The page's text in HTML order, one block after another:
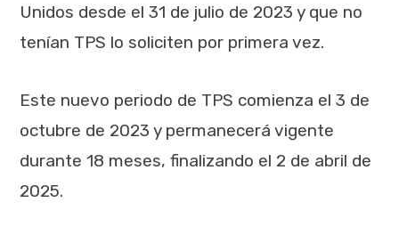
Unidos desde el 31 de julio de 2023 y que no
tenían TPS lo soliciten por primera vez.
Este nuevo periodo de TPS comienza el 3 de
octubre de 2023 y permanecerá vigente
durante 18 meses, finalizando el 2 de abril de
2025.